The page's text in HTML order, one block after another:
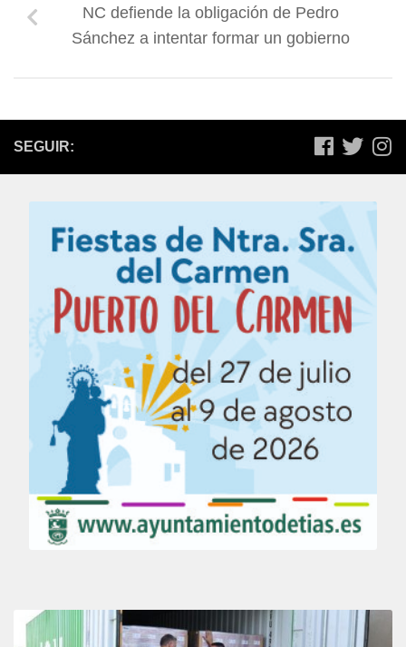
NC defiende la obligación de Pedro
Sánchez a intentar formar un gobierno
SEGUIR: